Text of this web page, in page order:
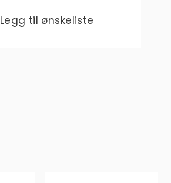
Legg til ønskeliste